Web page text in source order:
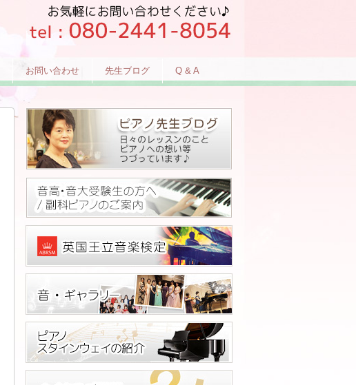
お問い合わせ 先生ブログ Q & A